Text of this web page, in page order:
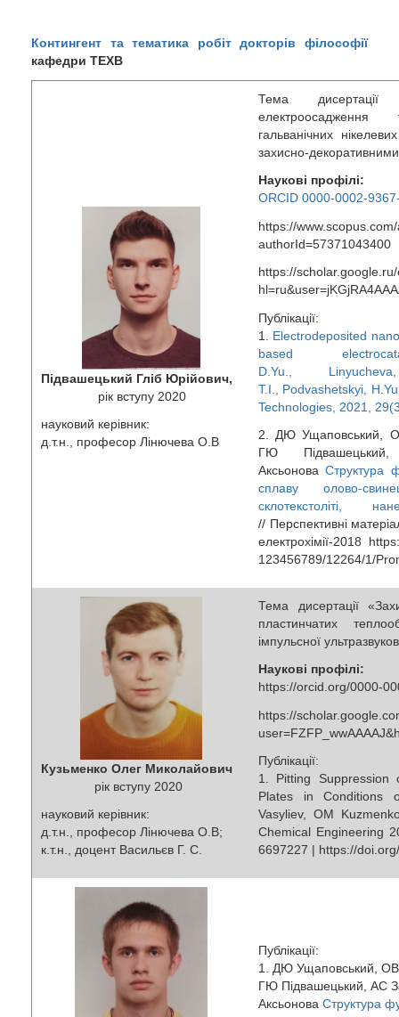
Контингент та тематика робіт докторів філософії
кафедри ТЕХВ
Підвашецький Гліб Юрійович,
рік вступу 2020
науковий керівник:
д.т.н., професор Лінючева О.В
Тема дисертації
електроосадження
гальванічних
захисно-
Наукові профілі:
ORCID 0000-0002-
https://
authorId=57371043400
https://
Публікації:
1. Electrodeposited
based
D.Yu.,
T.I., Podvashetskyi,
Technologies, 2021,
2. ДЮ Ущаповський,
ГЮ
АксьоноваСтруктура
сплаву олово-
склотекстоліті,
// Перспективні
електрохімії-2018
123456789/12264/1/
Кузьменко Олег Миколайович
рік вступу 2020
науковий керівник:
д.т.н., професор Лінючева О.В;
к.т.н., доцент Васильєв Г. С.
Тема дисертації
пластинчатих
імпульсної
Наукові профілі:
https://orcid.org/0000-
https://
Публікації:
1. Pitting Suppression
Plates in Conditions
Vasyliev, OM
Chemical Engineering
6697227 | https://
Публікації:
1. ДЮ Ущаповський, ОВ
ГЮ Підвашецький, АС
Аксьонова Структура